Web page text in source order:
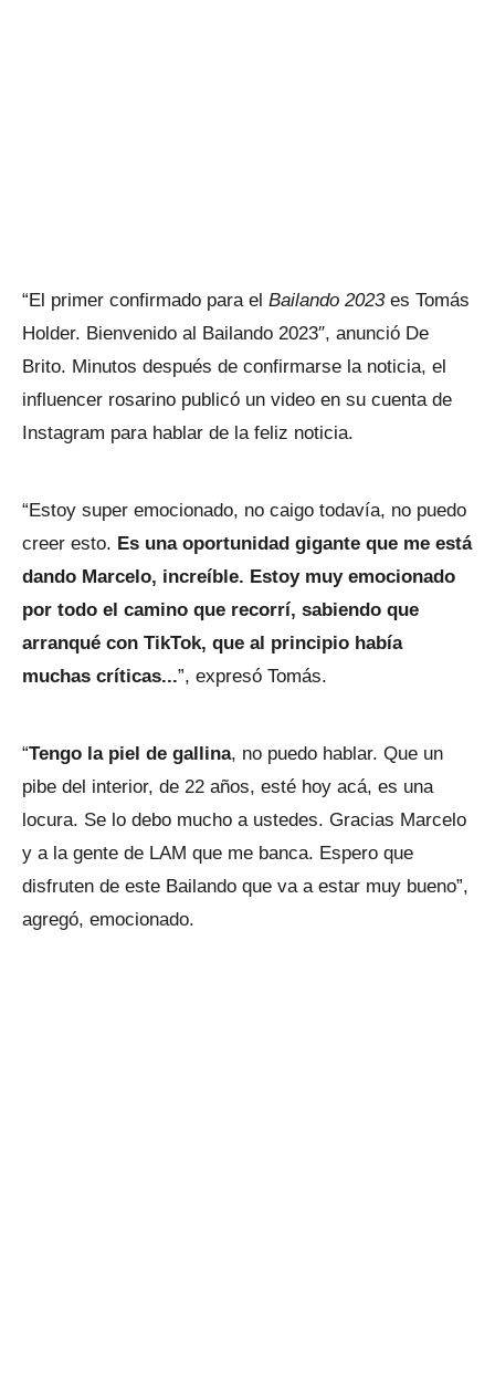
“El primer confirmado para el Bailando 2023es Tomás
Holder. Bienvenido al Bailando 2023″, anunció De
Brito. Minutos después de confirmarse la noticia, el
influencer rosarino publicó un video en su cuenta de
Instagram para hablar de la feliz noticia.
“Estoy super emocionado, no caigo todavía, no puedo
creer esto. Es una oportunidad gigante que me está
dando Marcelo, increíble. Estoy muy emocionado
por todo el camino que recorrí, sabiendo que
arranqué con TikTok, que al principio había
muchas críticas...”, expresó Tomás.
“Tengo la piel de gallina, no puedo hablar. Que un
pibe del interior, de 22 años, esté hoy acá, es una
locura. Se lo debo mucho a ustedes. Gracias Marcelo
y a la gente de LAM que me banca. Espero que
disfruten de este Bailando que va a estar muy bueno”,
agregó, emocionado.